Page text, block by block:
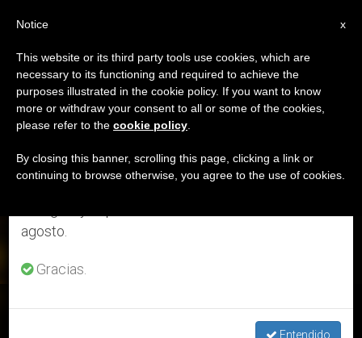
ETIQUETA
Posts Tagged ‘caso
Pell’
ÚLTIMAS NOTICIAS
Cardenal Pell: El Tribunal Supremo se demora en decidir si
×
Aviso importante
Del 27 de julio al 7 de agosto haremos la pausa
anual, aprovechando que en el periodo de verano
se generan menos informaciones y también el
agosto.
Gracias.
Entendido
x
Notice
This website or its third party tools use cookies, which are
necessary to its functioning and required to achieve the
purposes illustrated in the cookie policy. If you want to know
more or withdraw your consent to all or some of the cookies,
please refer to the cookie policy
By closing this banner, scrolling this page, clicking a link or
continuing to browse otherwise, you agree to the use of cookies.